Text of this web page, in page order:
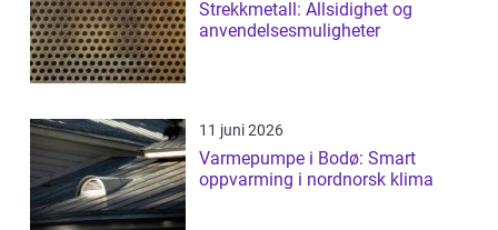
Strekkmetall: Allsidighet og
anvendelsesmuligheter
11 juni 2026
Varmepumpe i Bodø: Smart
oppvarming i nordnorsk klima